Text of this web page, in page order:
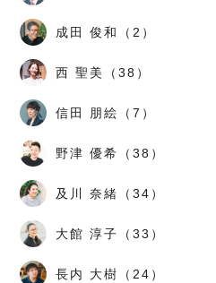
成田 俊和（2）
西 聖美（38）
信田 朋絵（7）
野津 優希（38）
及川 奈緒（34）
大館 淳子（33）
長内 大樹（24）